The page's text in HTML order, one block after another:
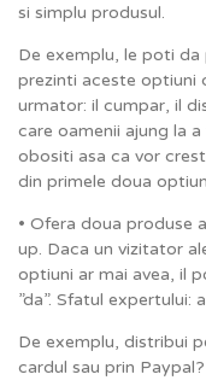
si simplu produsul.
De exemplu, le poti
prezinti aceste optiuni
urmator: il cumpar, il
care oamenii ajung la
obositi asa ca vor
din primele doua
• Ofera doua produse
up. Daca un vizitator
optiuni ar mai avea, il
”da”. Sfatul expertului:
De exemplu, distribui
cardul sau prin Paypal?